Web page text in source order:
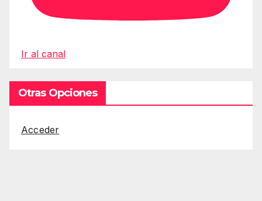
Ir al canal
Otras Opciones
Acceder